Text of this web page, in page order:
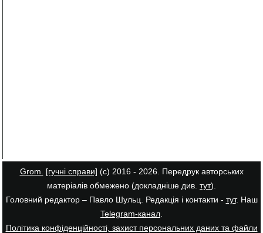
Grom. [гучні справи] (с) 2016 - 2026. Передрук авторських
матеріалів обмежено (докладніше див. тут).
Головний редактор – Павло Шульц. Редакція і контакти - тут. Наш
Telegram-канал.
Політика конфіденційності, захист персональних даних та файли